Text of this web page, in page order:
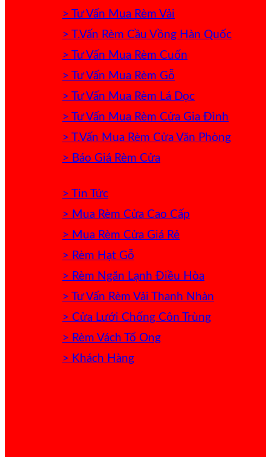
> Tư Vấn Mua Rèm Vải
> T.Vấn Rèm Cầu Vồng Hàn Quốc
> Tư Vấn Mua Rèm Cuốn
> Tư Vấn Mua Rèm Gỗ
> Tư Vấn Mua Rèm Lá Dọc
> Tư Vấn Mua Rèm Cửa Gia Đình
> T.Vấn Mua Rèm Cửa Văn Phòng
> Báo Giá Rèm Cửa
> Tin Tức
> Mua Rèm Cửa Cao Cấp
> Mua Rèm Cửa Giá Rẻ
> Rèm Hạt Gỗ
> Rèm Ngăn Lạnh Điều Hòa
> Tư Vấn Rèm Vải Thanh Nhàn
> Cửa Lưới Chống Côn Trùng
> Rèm Vách Tổ Ong
> Khách Hàng